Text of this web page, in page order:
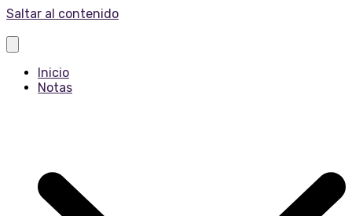
Saltar al contenido
Inicio
Notas